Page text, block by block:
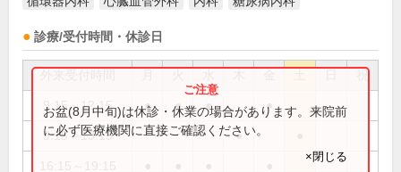
診療/受付時間・休診日
祝
9:15～12:15 ● ● ● ●
9:15～13:15 ●
お盆(8月中旬)は休診・休業の場合があります。来院前
に必ず医療機関に直接ご確認ください。
×閉じる